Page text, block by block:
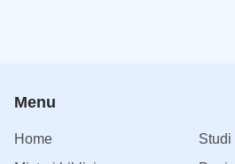
Menu
Home
Studi